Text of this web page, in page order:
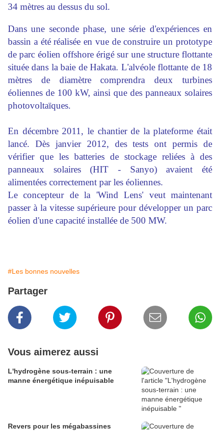
34 mètres au dessus du sol.
Dans une seconde phase, une série d'expériences en
bassin a été réalisée en vue de construire un prototype
de parc éolien offshore érigé sur une structure flottante
située dans la baie de Hakata. L'alvéole flottante de 18
mètres de diamètre comprendra deux turbines
éoliennes de 100 kW, ainsi que des panneaux solaires
photovoltaïques.
En décembre 2011, le chantier de la plateforme était
lancé. Dès janvier 2012, des tests ont permis de
vérifier que les batteries de stockage reliées à des
panneaux solaires (HIT - Sanyo) avaient été
alimentées correctement par les éoliennes.
Le concepteur de la 'Wind Lens' veut maintenant
passer à la vitesse supérieure pour développer un parc
éolien d'une capacité installée de 500 MW.
#Les bonnes nouvelles
Partager
Vous aimerez aussi
L'hydrogène sous-terrain : une
manne énergétique inépuisable
Revers pour les mégabassines